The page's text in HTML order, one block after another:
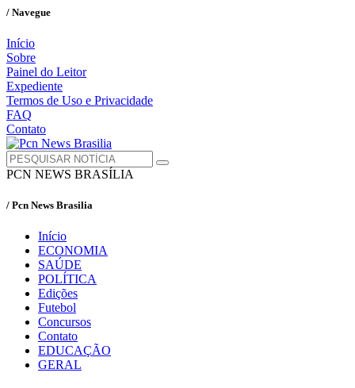
/ Navegue
Início
Sobre
Painel do Leitor
Expediente
Termos de Uso e Privacidade
FAQ
Contato
PCN NEWS BRASÍLIA
/ Pcn News Brasilia
Início
ECONOMIA
SAÚDE
POLÍTICA
Edições
Futebol
Concursos
Contato
EDUCAÇÃO
GERAL